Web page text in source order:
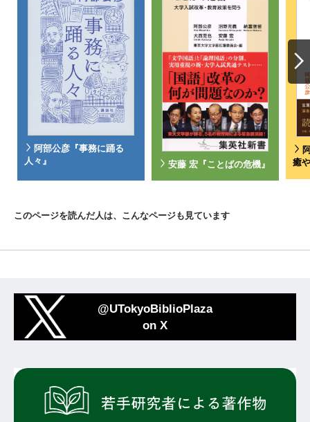
阿部公彦『事務に踊る
人々』
安藤 宏『ことばの危機』
癒
このページを読んだ人は、こんなページも見ています
@UTokyoBiblioPlaza
on X